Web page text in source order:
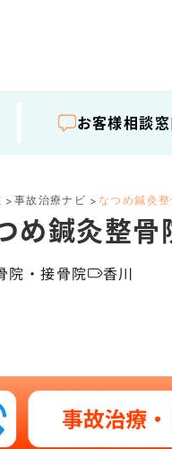
お客様相談
> 事故治療ナビ > なつめ鍼灸
め鍼灸整
院・接骨院 香川